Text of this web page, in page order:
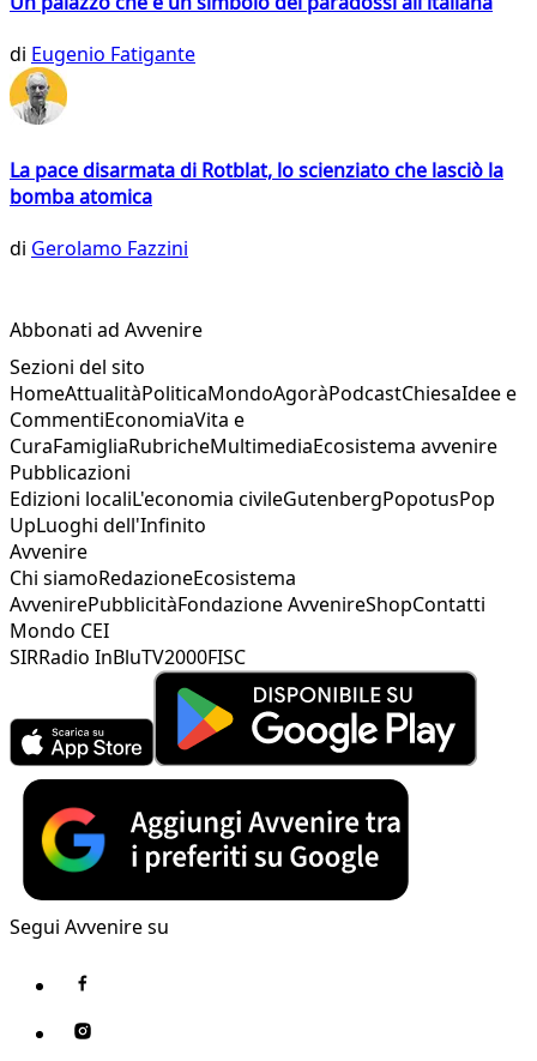
di Eugenio Fatigante
La pace disarmata di Rotblat, lo scienziato che lasciò la
bomba atomica
di Gerolamo Fazzini
Abbonati ad Avvenire
Sezioni del sito
HomeAttualitàPoliticaMondoAgoràPodcastChiesaIdee e
CommentiEconomiaVita e
CuraFamigliaRubricheMultimediaEcosistema avvenire
Pubblicazioni
Edizioni localiL'economia civileGutenbergPopotusPop
UpLuoghi dell'Infinito
Avvenire
Chi siamoRedazioneEcosistema
AvvenirePubblicitàFondazione AvvenireShopContatti
Mondo CEI
SIRRadio InBluTV2000FISC
Segui Avvenire su